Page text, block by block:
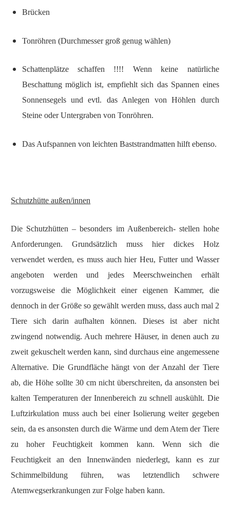
Brücken
Tonröhren (Durchmesser groß genug wählen)
Schattenplätze schaffen !!!! Wenn keine natürliche
Beschattung möglich ist, empfiehlt sich das Spannen eines
Sonnensegels und evtl. das Anlegen von Höhlen durch
Steine oder Untergraben von Tonröhren.
Das Aufspannen von leichten Baststrandmatten hilft ebenso.
Schutzhütte außen/innen
Die Schutzhütten – besonders im Außenbereich- stellen hohe
Anforderungen. Grundsätzlich muss hier dickes Holz
verwendet werden, es muss auch hier Heu, Futter und Wasser
angeboten werden und jedes Meerschweinchen erhält
vorzugsweise die Möglichkeit einer eigenen Kammer, die
dennoch in der Größe so gewählt werden muss, dass auch mal 2
Tiere sich darin aufhalten können. Dieses ist aber nicht
zwingend notwendig. Auch mehrere Häuser, in denen auch zu
zweit gekuschelt werden kann, sind durchaus eine angemessene
Alternative. Die Grundfläche hängt von der Anzahl der Tiere
ab, die Höhe sollte 30 cm nicht überschreiten, da ansonsten bei
kalten Temperaturen der Innenbereich zu schnell auskühlt. Die
Luftzirkulation muss auch bei einer Isolierung weiter gegeben
sein, da es ansonsten durch die Wärme und dem Atem der Tiere
zu hoher Feuchtigkeit kommen kann. Wenn sich die
Feuchtigkeit an den Innenwänden niederlegt, kann es zur
Schimmelbildung führen, was letztendlich schwere
Atemwegserkrankungen zur Folge haben kann.